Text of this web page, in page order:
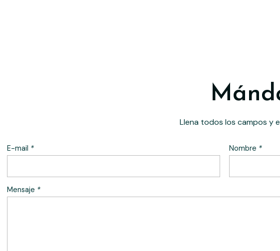
Llena todos los campos y
E-mail * Nombre *
Mensaje *